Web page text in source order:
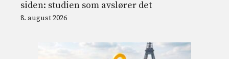
siden: studien som avslører det
8. august 2026